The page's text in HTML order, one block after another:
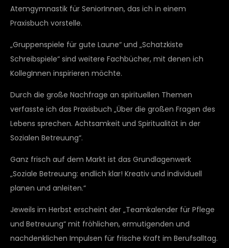
Atemgymnastik für SeniorInnen, das ich in einem
Praxisbuch vorstelle.
„Gruppenspiele für gute Laune“ und „Schatzkiste
Schreibspiele“ sind weitere Fachbücher, mit denen ich
KollegInnen inspirieren möchte.
Durch die große Nachfrage an spirituellen Themen
verfasste ich das Praxisbuch „Über die großen Fragen des
Lebens sprechen. Achtsamkeit und Spiritualität in der
Sozialen Betreuung“.
Ganz frisch auf dem Markt ist das Grundlagenwerk
„Soziale Betreuung: endlich klar! Kreativ und individuell
planen und anleiten.“
Jeweils im Herbst erscheint der „Teamkalender für Pflege
und Betreuung“ mit fröhlichen, ermutigenden und
nachdenklichen Impulsen für frische Kraft im Berufsalltag.